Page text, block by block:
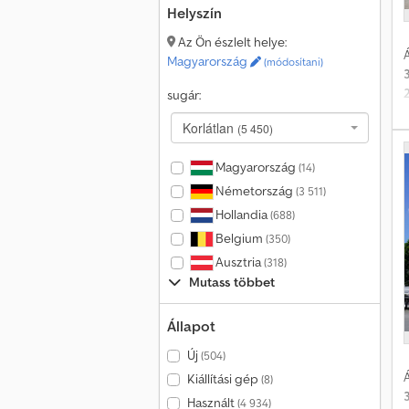
Helyszín
Az Ön észlelt helye:
Magyarország
(módosítani)
sugár:
Korlátlan (5 450)
Magyarország (14)
Németország (3 511)
Hollandia(688)
Belgium (350)
Ausztria(318)
Mutass többet
Állapot
Új(504)
Kiállítási gép (8)
Használt(4 934)